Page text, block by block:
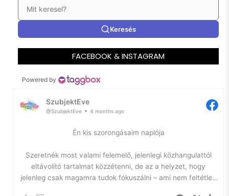
Keresés
FACEBOOK & INSTAGRAM
Powered by
SzubjektEve
@SzubjektEve 4 months ago
Én kis szorongásaim naplója
Szeretnék most valami felemelő, jelenlegi közhangulattól
eltávolító tartalmat közzétenni, de az a helyzet, hogy
jelenleg csak magamra tudok fókuszálni – ami nem feltétlen